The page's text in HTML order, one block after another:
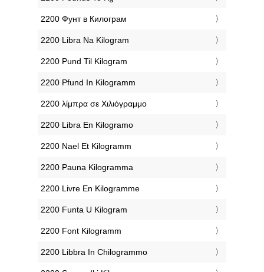
‎2200 Фунт в Килограм
‎2200 Libra Na Kilogram
‎2200 Pund Til Kilogram
‎2200 Pfund In Kilogramm
‎2200 λίμπρα σε Χιλιόγραμμο
‎2200 Libra En Kilogramo
‎2200 Nael Et Kilogramm
‎2200 Pauna Kilogramma
‎2200 Livre En Kilogramme
‎2200 Funta U Kilogram
‎2200 Font Kilogramm
‎2200 Libbra In Chilogrammo